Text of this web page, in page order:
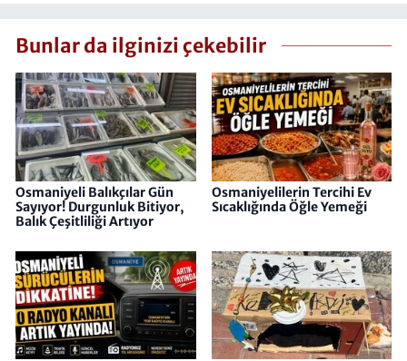
Bunlar da ilginizi çekebilir
Osmaniyeli Balıkçılar Gün
Sayıyor! Durgunluk Bitiyor,
Balık Çeşitliliği Artıyor
Osmaniyelilerin Tercihi Ev
Sıcaklığında Öğle Yemeği